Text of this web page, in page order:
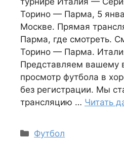
Торино — Парма, 5
Москве. Прямая
Парма, где смотреть.
Торино — Парма.
Представляем вашему
просмотр футбола в
без регистрации. Мы
трансляцию … Читать
Рубрики
Футбол